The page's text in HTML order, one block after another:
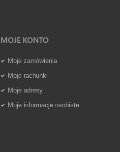
MOJE KONTO
Moje zamówienia
Moje rachunki
Moje adresy
Moje informacje osobiste